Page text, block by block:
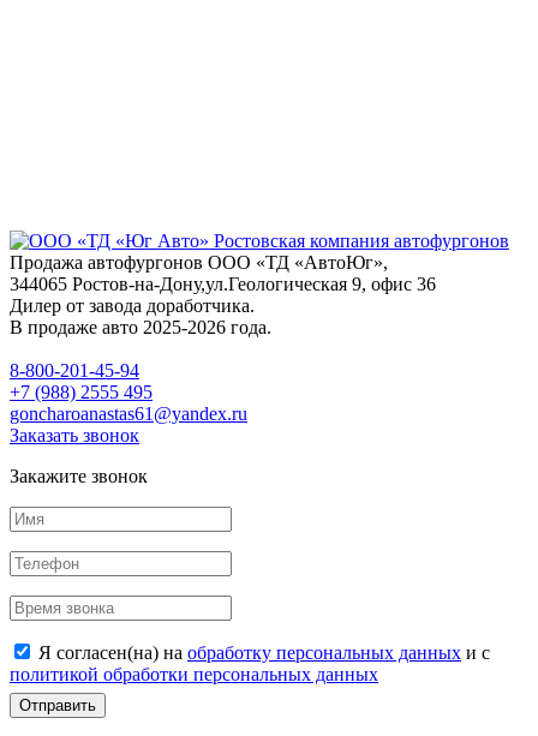
Продажа автофургонов ООО «ТД «АвтоЮг»,
344065 Ростов-на-Дону,ул.Геологическая 9, офис 36
Дилер от завода доработчика.
В продаже авто 2025-2026 года.
8-800-201-45-94
+7 (988) 2555 495
goncharoanastas61@yandex.ru
Заказать звонок
Закажите звонок
Я согласен(на) на обработку персональных данных и c
политикой обработки персональных данных
Отправить